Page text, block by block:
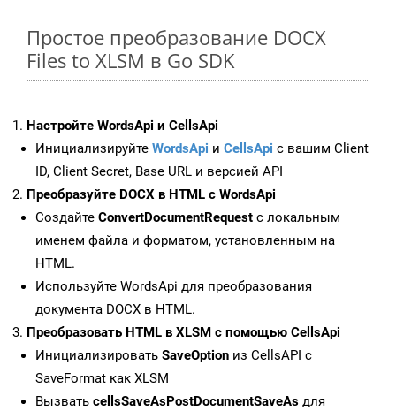
Простое преобразование DOCX
Files to XLSM в Go SDK
Настройте WordsApi и CellsApi
Инициализируйте WordsApi и CellsApi с вашим Client
ID, Client Secret, Base URL и версией API
Преобразуйте DOCX в HTML с WordsApi
Создайте ConvertDocumentRequest с локальным
именем файла и форматом, установленным на
HTML.
Используйте WordsApi для преобразования
документа DOCX в HTML.
Преобразовать HTML в XLSM с помощью CellsApi
Инициализировать SaveOption из CellsAPI с
SaveFormat как XLSM
Вызвать cellsSaveAsPostDocumentSaveAs для